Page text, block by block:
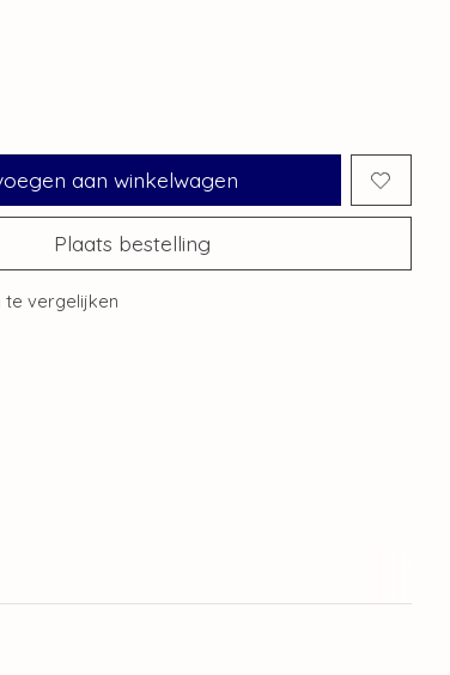
aan winkelwagen
Plaats bestelling
vergelijken